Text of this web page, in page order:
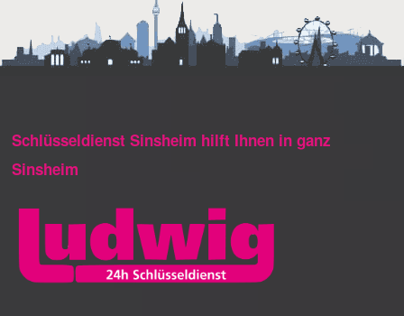
Schlüsseldienst Sinsheim hilft Ihnen in ganz
Sinsheim